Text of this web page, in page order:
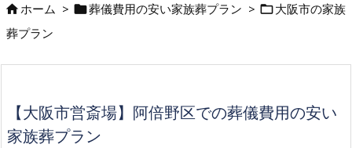
ホーム > 葬儀費用の安い家族葬プラン > 大阪市の家族
葬プラン
【大阪市営斎場】阿倍野区での葬儀費用の安い
家族葬プラン